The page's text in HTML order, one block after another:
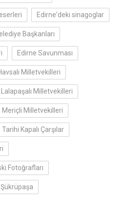
Edirne'deki sinagoglar
Başkanları
Edirne Savunması
Milletvekilleri
Lalapaşalı Milletvekilleri
Meriçli Milletvekilleri
Tarihi Kapalı Çarşılar
Fotoğrafları
Şükrüpaşa